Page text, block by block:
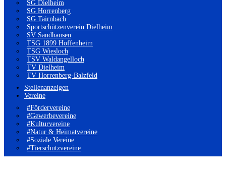
SG Dielheim
SG Horrenberg
SG Tairnbach
Sportschützenverein Dielheim
SV Sandhausen
TSG 1899 Hoffenheim
TSG Wiesloch
TSV Waldangelloch
TV Dielheim
TV Horrenberg-Balzfeld
Stellenanzeigen
Vereine
#Fördervereine
#Gewerbevereine
#Kulturvereine
#Natur & Heimatvereine
#Soziale Vereine
#Tierschutzvereine